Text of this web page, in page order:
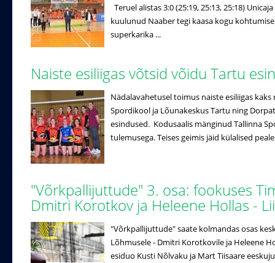
Teruel alistas 3:0 (25:19, 25:13, 25:18)
kuulunud Naaber tegi kaasa kogu
superkarika ...
Naiste esiliigas võtsid võidu Tartu
Nädalavahetusel toimus naiste esiliigas
Spordikool ja Lõunakeskus Tartu ning
esindused. Kodusaalis mänginud Tallinna
tulemusega. Teises geimis jäid külalised
"Võrkpallijuttude" 3. osa: fookuses
Dmitri Korotkov ja Heleene Hollas -
"Võrkpallijuttude" saate kolmandas osas
Lõhmusele - Dmitri Korotkovile ja Heleene
esiduo Kusti Nõlvaku ja Mart Tiisaare